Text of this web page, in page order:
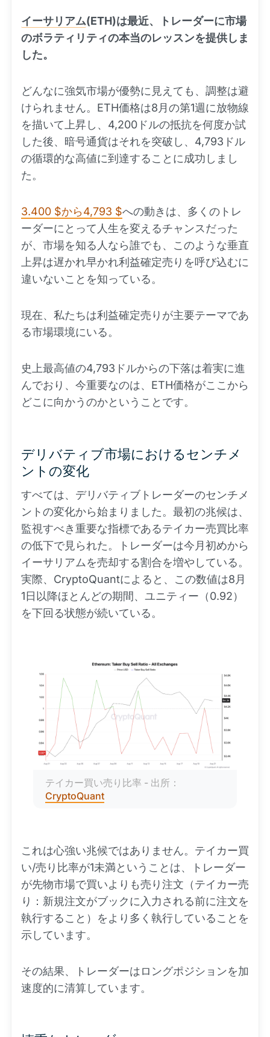
イーサリアム(ETH)は最近、トレーダーに市場
のボラティリティの本当のレッスンを提供しま
した。
どんなに強気市場が優勢に見えても、調整は避
けられません。ETH価格は8月の第1週に放物線
を描いて上昇し、4,200ドルの抵抗を何度か試
した後、暗号通貨はそれを突破し、4,793ドル
の循環的な高値に到達することに成功しまし
た。
3.400 $から4,793 $への動きは、多くのトレ
ーダーにとって人生を変えるチャンスだった
が、市場を知る人なら誰でも、このような垂直
上昇は遅かれ早かれ利益確定売りを呼び込むに
違いないことを知っている。
現在、私たちは利益確定売りが主要テーマであ
る市場環境にいる。
史上最高値の4,793ドルからの下落は着実に進
んでおり、今重要なのは、ETH価格がここから
どこに向かうのかということです。
デリバティブ市場におけるセンチメ
ントの変化
すべては、デリバティブトレーダーのセンチメ
ントの変化から始まりました。最初の兆候は、
監視すべき重要な指標であるテイカー売買比率
の低下で見られた。トレーダーは今月初めから
イーサリアムを売却する割合を増やしている。
実際、CryptoQuantによると、この数値は8月
1日以降ほとんどの期間、ユニティー（0.92）
を下回る状態が続いている。
テイカー買い売り比率 - 出所：
CryptoQuant
これは心強い兆候ではありません。テイカー買
い/売り比率が1未満ということは、トレーダー
が先物市場で買いよりも売り注文（テイカー売
り：新規注文がブックに入力される前に注文を
執行すること）をより多く執行していることを
示しています。
その結果、トレーダーはロングポジションを加
速度的に清算しています。